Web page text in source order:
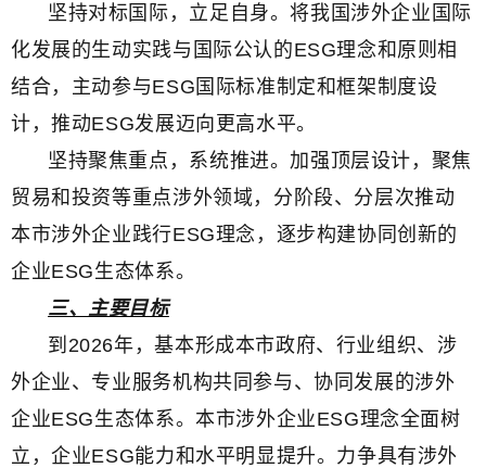
坚持对标国际，立足自身。将我国涉外企业国际
化发展的生动实践与国际公认的ESG理念和原则相
结合，主动参与ESG国际标准制定和框架制度设
计，推动ESG发展迈向更高水平。
坚持聚焦重点，系统推进。加强顶层设计，聚焦
贸易和投资等重点涉外领域，分阶段、分层次推动
本市涉外企业践行ESG理念，逐步构建协同创新的
企业ESG生态体系。
三、主要目标
到2026年，基本形成本市政府、行业组织、涉
外企业、专业服务机构共同参与、协同发展的涉外
企业ESG生态体系。本市涉外企业ESG理念全面树
立，企业ESG能力和水平明显提升。力争具有涉外